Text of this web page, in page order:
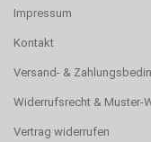
Impressum
Kontakt
Versand- &
Widerrufsrecht & Muster-
Vertrag widerrufen